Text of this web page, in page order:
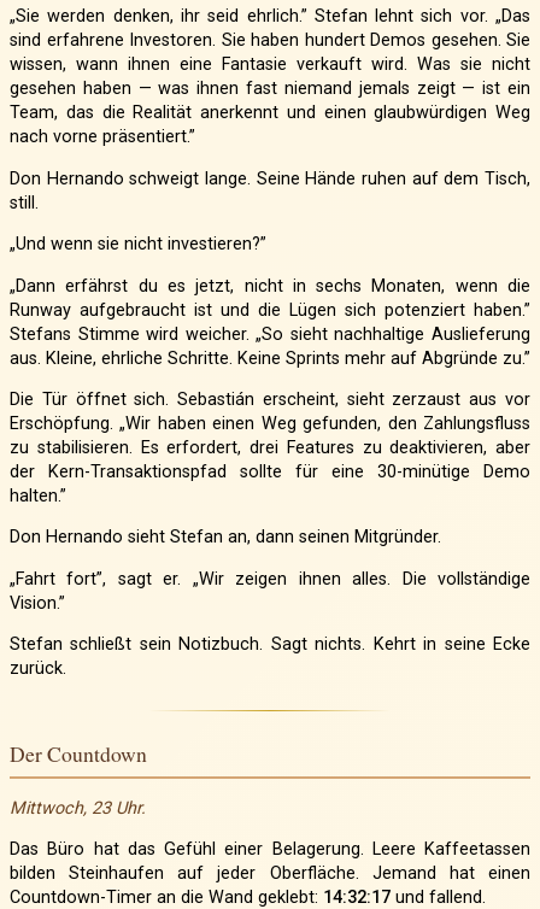
„Sie werden denken, ihr seid ehrlich.” Stefan lehnt sich vor. „Das
sind erfahrene Investoren. Sie haben hundert Demos gesehen. Sie
wissen, wann ihnen eine Fantasie verkauft wird. Was sie nicht
gesehen haben — was ihnen fast niemand jemals zeigt — ist ein
Team, das die Realität anerkennt und einen glaubwürdigen Weg
nach vorne präsentiert.”
Don Hernando schweigt lange. Seine Hände ruhen auf dem Tisch,
still.
„Und wenn sie nicht investieren?”
„Dann erfährst du es jetzt, nicht in sechs Monaten, wenn die
Runway aufgebraucht ist und die Lügen sich potenziert haben.”
Stefans Stimme wird weicher. „So sieht nachhaltige Auslieferung
aus. Kleine, ehrliche Schritte. Keine Sprints mehr auf Abgründe zu.”
Die Tür öffnet sich. Sebastián erscheint, sieht zerzaust aus vor
Erschöpfung. „Wir haben einen Weg gefunden, den Zahlungsfluss
zu stabilisieren. Es erfordert, drei Features zu deaktivieren, aber
der Kern-Transaktionspfad sollte für eine 30-minütige Demo
halten.”
Don Hernando sieht Stefan an, dann seinen Mitgründer.
„Fahrt fort”, sagt er. „Wir zeigen ihnen alles. Die vollständige
Vision.”
Stefan schließt sein Notizbuch. Sagt nichts. Kehrt in seine Ecke
zurück.
Der Countdown
Mittwoch, 23 Uhr.
Das Büro hat das Gefühl einer Belagerung. Leere Kaffeetassen
bilden Steinhaufen auf jeder Oberfläche. Jemand hat einen
Countdown-Timer an die Wand geklebt: 14:32:17 und fallend.